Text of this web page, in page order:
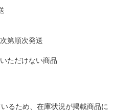
第順次発送
ただけない商品
るため、在庫状況が掲載商品に